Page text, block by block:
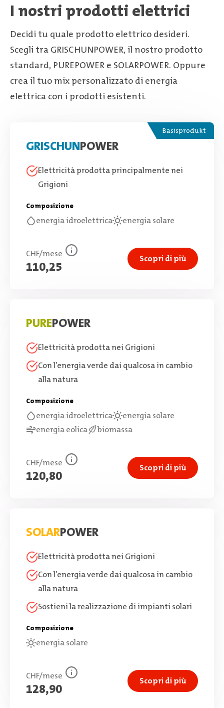
I nostri prodotti elettrici
Decidi tu quale prodotto elettrico desideri.
Scegli tra GRISCHUNPOWER, il nostro prodotto
standard, PUREPOWER e SOLARPOWER. Oppure
crea il tuo mix personalizzato di energia
elettrica con i prodotti esistenti.
Basisprodukt
GRISCHUNPOWER
Elettricità prodotta principalmente nei
Grigioni
Composizione
energia idroelettrica energia solare
CHF/mese
110,25
Scopri di più
PUREPOWER
Elettricità prodotta nei Grigioni
Con l’energia verde dai qualcosa in cambio
alla natura
Composizione
energia idroelettrica
energia solare
energia eolica
biomassa
CHF/mese
120,80
Scopri di più
SOLARPOWER
Elettricità prodotta nei Grigioni
Con l’energia verde dai qualcosa in cambio
alla natura
Sostieni la realizzazione di impianti solari
Composizione
energia solare
CHF/mese
128,90
Scopri di più